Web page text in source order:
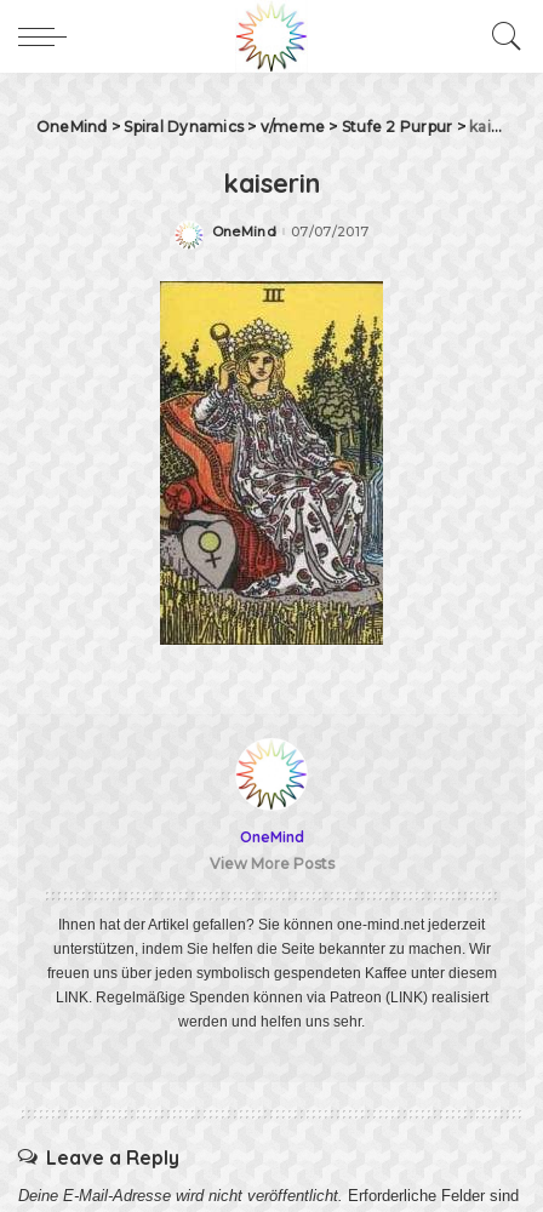
OneMind >Spiral Dynamics> v/meme > Stufe 2 Purpur > kaiserin
kaiserin
Posted
OneMind 07/07/2017
OneMind
View More Posts
Ihnen hat der Artikel gefallen? Sie können one-mind.net jederzeit
unterstützen, indem Sie helfen die Seite bekannter zu machen. Wir
freuen uns über jeden symbolisch gespendeten Kaffee unter diesem
LINK. Regelmäßige Spenden können via Patreon (LINK)realisiert
werden und helfen uns sehr.
Leave a Reply
Deine E-Mail-Adresse wird nicht veröffentlicht. Erforderliche Felder sind